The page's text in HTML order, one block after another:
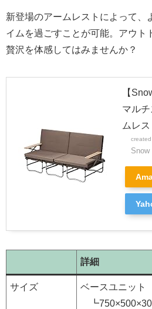
新登場のアームレストによって、
イムを過ごすことが可能。アウト
贅沢を体感してはみませんか？
【
マル
ムレ
詳細
サイズ
ベースユニット